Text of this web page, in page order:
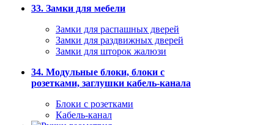
33. Замки для мебели
Замки для распашных дверей
Замки для раздвижных дверей
Замки для шторок жалюзи
34. Модульные блоки, блоки с
розетками, заглушки кабель-канала
Блоки с розетками
Кабель-канал